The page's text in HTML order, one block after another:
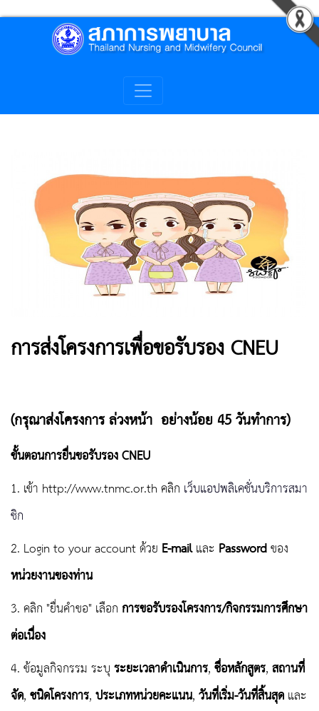
การส่งโครงการเพื่อขอรับรอง CNEU
(กรุณาส่งโครงการ ล่วงหน้า อย่างน้อย 45 วันทำการ)
ขั้นตอนการยื่นขอรับรอง CNEU
1. เข้า http://www.tnmc.or.th คลิก เว็บแอปพลิเคชั่นบริการสมา
ชิก
2. Login to your account ด้วย E-mailและ Passwordของ
หน่วยงานของท่าน
3. คลิก "ยื่นคำขอ" เลือกการขอรับรองโครงการ/กิจกรรมการศึกษา
ต่อเนื่อง
4. ข้อมูลกิจกรรม ระบุระยะเวลาดำเนินการ,ชื่อหลักสูตร,สถานที่
จัด,ชนิดโครงการ,ประเภทหน่วยคะแนน,วันที่เริ่ม-วันที่สิ้นสุดและ